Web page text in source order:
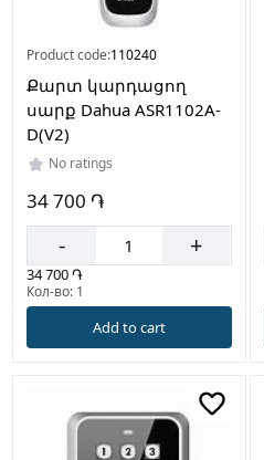
Product code:110240
Քարտ կարդացող
սարք Dahua ASR1102A-
D(V2)
No ratings
34 700 ֏
- +
34 700 ֏
Кол-во: 1
Add to cart